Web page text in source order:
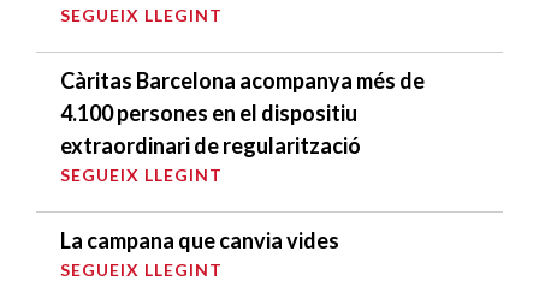
SEGUEIX LLEGINT
Càritas Barcelona acompanya més de
4.100 persones en el dispositiu
extraordinari de regularització
SEGUEIX LLEGINT
La campana que canvia vides
SEGUEIX LLEGINT